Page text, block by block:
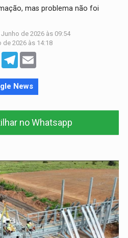
mas problema não foi
Junho de 2026 às 09:54
de 2026 às 14:18
TwitterTelegram
News
no Whatsapp